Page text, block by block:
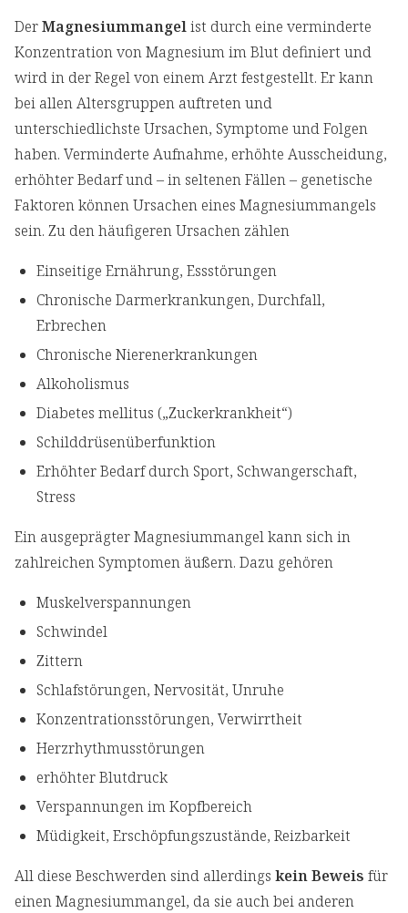
DerMagnesiummangelist durch eine verminderte
Konzentration von Magnesium im Blut definiert und
wird in der Regel von einem Arzt festgestellt. Er kann
bei allen Altersgruppen auftreten und
unterschiedlichste Ursachen, Symptome und Folgen
haben. Verminderte Aufnahme, erhöhte Ausscheidung,
erhöhter Bedarf und – in seltenen Fällen – genetische
Faktoren können Ursachen eines Magnesiummangels
sein. Zu den häufigeren Ursachen zählen
Einseitige Ernährung, Essstörungen
Chronische Darmerkrankungen, Durchfall,
Erbrechen
Chronische Nierenerkrankungen
Alkoholismus
Diabetes mellitus („Zuckerkrankheit“)
Schilddrüsenüberfunktion
Erhöhter Bedarf durch Sport, Schwangerschaft,
Stress
Ein ausgeprägter Magnesiummangel kann sich in
zahlreichen Symptomen äußern. Dazu gehören
Muskelverspannungen
Schwindel
Zittern
Schlafstörungen, Nervosität, Unruhe
Konzentrationsstörungen, Verwirrtheit
Herzrhythmusstörungen
erhöhter Blutdruck
Verspannungen im Kopfbereich
Müdigkeit, Erschöpfungszustände, Reizbarkeit
All diese Beschwerden sind allerdings kein Beweis für
einen Magnesiummangel, da sie auch bei anderen